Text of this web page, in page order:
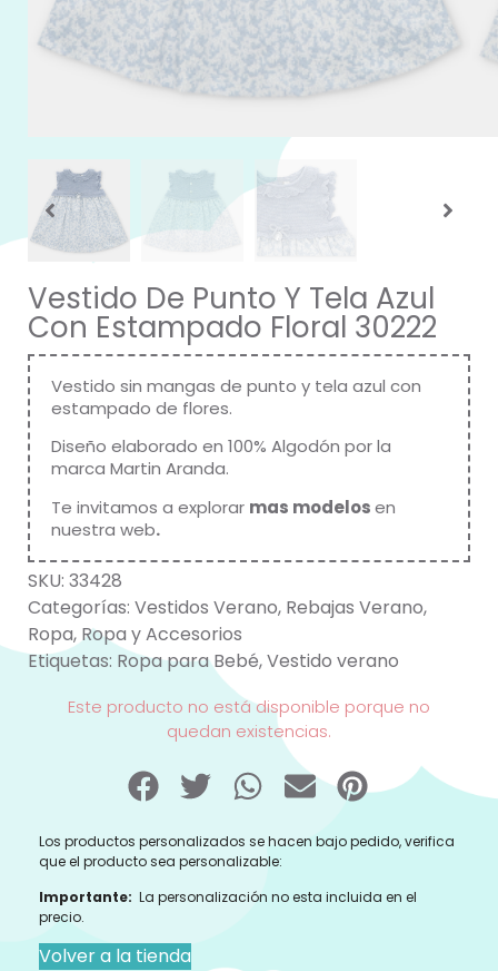
Vestido De Punto Y Tela Azul
Con Estampado Floral 30222
Vestido sin mangas de punto y tela azul con
estampado de flores.
Diseño elaborado en 100% Algodón por la
marca Martin Aranda.
Te invitamos a explorar mas modelosen
nuestra web.
SKU: 33428
Categorías: Vestidos Verano, Rebajas Verano,
Ropa, Ropa y Accesorios
Etiquetas: Ropa para Bebé,Vestido verano
Este producto no está disponible porque no
quedan existencias.
Los productos personalizados se hacen bajo pedido, verifica
que el producto sea personalizable:
Importante: La personalización no esta incluida en el
precio.
Volver a la tienda